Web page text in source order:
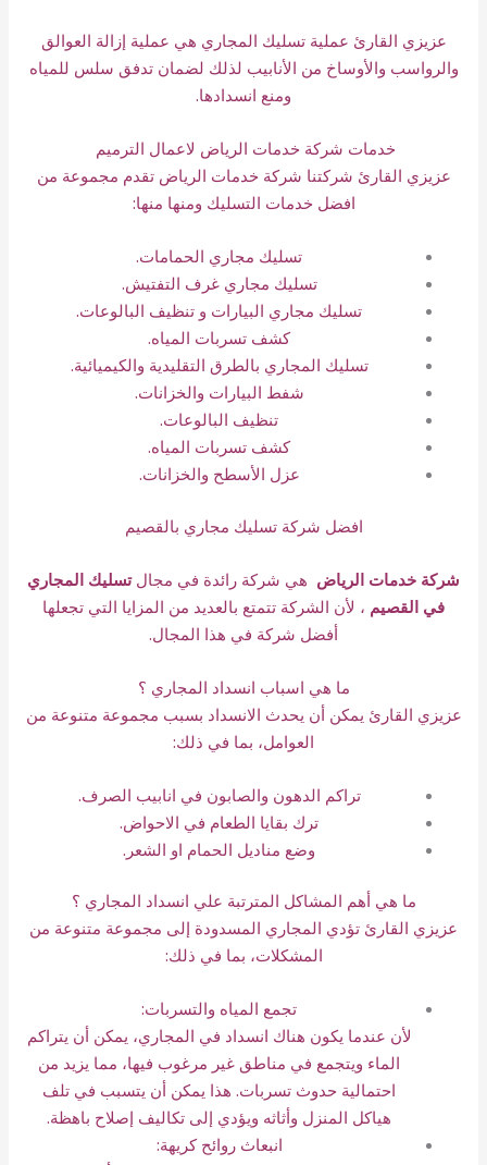
عزيزي القارئ عملية تسليك المجاري هي عملية إزالة العوالق
والرواسب والأوساخ من الأنابيب لذلك لضمان تدفق سلس للمياه
ومنع انسدادها.
خدمات شركة خدمات الرياض لاعمال الترميم
عزيزي القارئ شركتنا شركة خدمات الرياض تقدم مجموعة من
افضل خدمات التسليك ومنها منها:
تسليك مجاري الحمامات.
تسليك مجاري غرف التفتيش.
تسليك مجاري البيارات و تنظيف البالوعات.
كشف تسربات المياه.
تسليك المجاري بالطرق التقليدية والكيميائية.
شفط البيارات والخزانات.
تنظيف البالوعات.
كشف تسربات المياه.
عزل الأسطح والخزانات.
افضل شركة تسليك مجاري بالقصيم
شركة خدمات الرياض هي شركة رائدة في مجالتسليك المجاري
في القصيم ، لأن الشركة تتمتع بالعديد من المزايا التي تجعلها
أفضل شركة في هذا المجال.
ما هي اسباب انسداد المجاري ؟
عزيزي القارئ يمكن أن يحدث الانسداد بسبب مجموعة متنوعة من
العوامل، بما في ذلك:
تراكم الدهون والصابون في انابيب الصرف.
ترك بقايا الطعام في الاحواض.
وضع مناديل الحمام او الشعر.
ما هي أهم المشاكل المترتبة علي انسداد المجاري ؟
عزيزي القارئ تؤدي المجاري المسدودة إلى مجموعة متنوعة من
المشكلات، بما في ذلك:
تجمع المياه والتسربات:
لأن عندما يكون هناك انسداد في المجاري، يمكن أن يتراكم
الماء ويتجمع في مناطق غير مرغوب فيها، مما يزيد من
احتمالية حدوث تسربات. هذا يمكن أن يتسبب في تلف
هياكل المنزل وأثاثه ويؤدي إلى تكاليف إصلاح باهظة.
انبعاث روائح كريهة: